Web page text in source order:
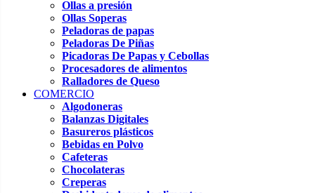
Ollas a presión
Ollas Soperas
Peladoras de papas
Peladoras De Piñas
Picadoras De Papas y Cebollas
Procesadores de alimentos
Ralladores de Queso
COMERCIO
Algodoneras
Balanzas Digitales
Basureros plásticos
Bebidas en Polvo
Cafeteras
Chocolateras
Creperas